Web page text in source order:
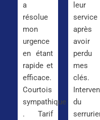
a
résolue
mon
urgence
en étant
rapide et
efficace.
Courtois
sympathique
. Tarif
leur
service
après
avoir
perdu
mes
clés.
du